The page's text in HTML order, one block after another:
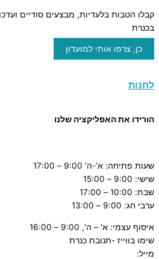
קבלו הטבות בלעדיות, מבצעים סודיים
בכנרת
כן, צרפו אותי למועדון
לחנות
הורידו את האפליקציה שלנו
שעות פתיחה: א’-ה’ 9:00 – 17:00
שישי: 9:00 – 15:00
שבת: 10:00 – 17:00
ערבי חג: 9:00 – 13:00
איסוף עצמי: א' – ה', 9:00 – 16:00
שימו בווייז -תנובת כנרת
מייל: